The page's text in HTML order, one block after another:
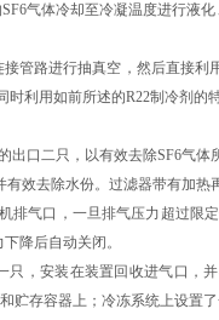
气体冷却至冷凝温度进行液
路进行抽真空，然后直接利
利用如前所述的R22制冷剂的
口二只，以有效去除SF6气体
去除水份。过滤器带有加热
气口，一旦排气压力超过限
降后自动关闭。
，安装在装置回收进气口，
存容器上；冷冻系统上设置